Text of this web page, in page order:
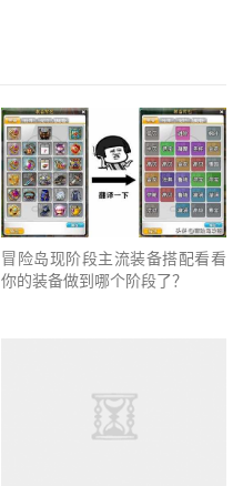
冒险岛现阶段主流装备搭配看看
你的装备做到哪个阶段了？